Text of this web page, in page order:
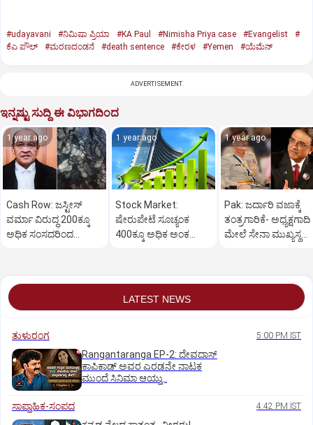
#udayavani #ನಿಮಿಷಾ ಪ್ರಿಯಾ #KA Paul #Nimisha Priya case #Evangelist
#
ಕೆಎ ಪೌಲ್
#ಮರಣದಂಡನೆ #death sentence #ಕೇರಳ #Yemen #ಯೆಮೆನ್‌
ADVERTISEMENT
ಇನ್ನಷ್ಟು ಸುದ್ದಿ ಈ ವಿಭಾಗದಿಂದ
1 year ago
Cash Row: ಜಸ್ಟೀಸ್‌
ವರ್ಮಾ ವಿರುದ್ಧ 200ಕ್ಕೂ
ಅಧಿಕ ಸಂಸದರಿಂದ
1 year ago
Stock Market:
ಷೇರುಪೇಟೆ ಸೂಚ್ಯಂಕ
400ಕ್ಕೂ ಅಧಿಕ ಅಂಕ
1 year ago
Pak: ಜರ್ದಾರಿ ವಜಾಕ್ಕೆ
ತಂತ್ರಗಾರಿಕೆ- ಅಧ್ಯಕ್ಷಗಾದಿ
ಮೇಲೆ ಸೇನಾ ಮುಖ್ಯಸ್ಥ
LATEST NEWS
ತುಳುರಂಗ 5:00 PM IST
Rangantaranga EP-2: ದೇವದಾಸ್
ಕಾಪಿಕಾಡ್‌ ಅವರ ಎರಡನೇ ನಾಟಕ
ಮುಂದೆ ಸಿನಿಮಾ ಆಯ್ತು..
ಸಾಪ್ತಾಹಿಕ-ಸಂಪದ 4:42 PM IST